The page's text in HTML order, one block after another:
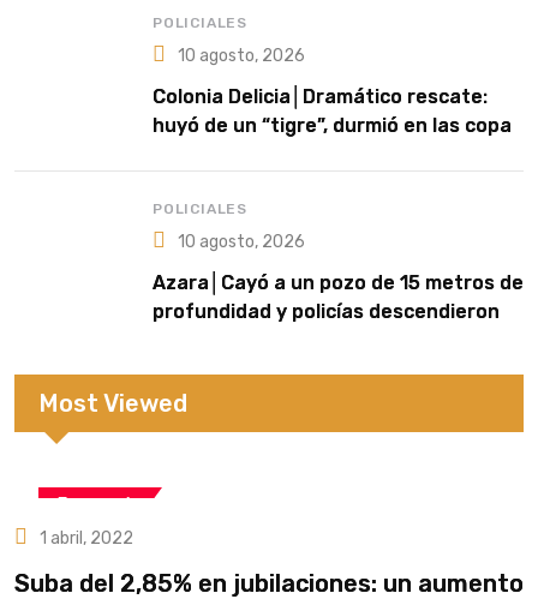
POLICIALES
10 agosto, 2026
Colonia Delicia│Dramático rescate:
huyó de un “tigre”, durmió en las copas
POLICIALES
10 agosto, 2026
Azara│Cayó a un pozo de 15 metros de
profundidad y policías descendieron
Most Viewed
Economía
1 abril, 2022
Suba del 2,85% en jubilaciones: un aumento